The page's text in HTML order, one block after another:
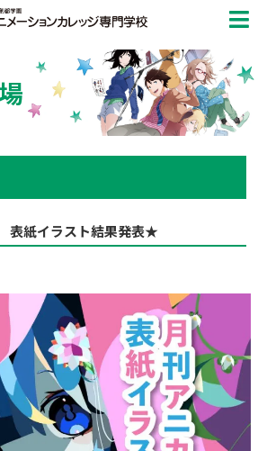
紙イラスト結果発表★